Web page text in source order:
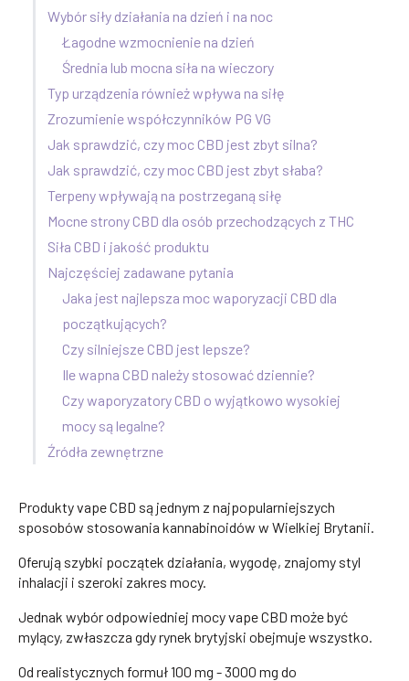
Wybór siły działania na dzień i na noc
Łagodne wzmocnienie na dzień
Średnia lub mocna siła na wieczory
Typ urządzenia również wpływa na siłę
Zrozumienie współczynników PG VG
Jak sprawdzić, czy moc CBD jest zbyt silna?
Jak sprawdzić, czy moc CBD jest zbyt słaba?
Terpeny wpływają na postrzeganą siłę
Mocne strony CBD dla osób przechodzących z THC
Siła CBD i jakość produktu
Najczęściej zadawane pytania
Jaka jest najlepsza moc waporyzacji CBD dla
początkujących?
Czy silniejsze CBD jest lepsze?
Ile wapna CBD należy stosować dziennie?
Czy waporyzatory CBD o wyjątkowo wysokiej
mocy są legalne?
Źródła zewnętrzne
Produkty vape CBD są jednym z najpopularniejszych
sposobów stosowania kannabinoidów w Wielkiej Brytanii.
Oferują szybki początek działania, wygodę, znajomy styl
inhalacji i szeroki zakres mocy.
Jednak wybór odpowiedniej mocy vape CBD może być
mylący, zwłaszcza gdy rynek brytyjski obejmuje wszystko.
Od realistycznych formuł 100 mg - 3000 mg do